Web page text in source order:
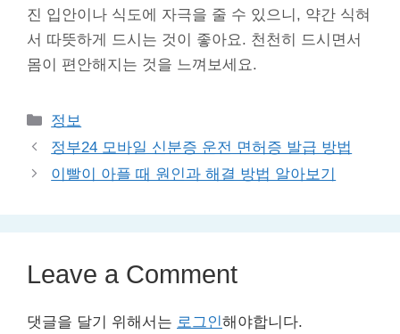
진 입안이나 식도에 자극을 줄 수 있으니, 약간 식혀
서 따뜻하게 드시는 것이 좋아요. 천천히 드시면서
몸이 편안해지는 것을 느껴보세요.
Categories
정보
정부24 모바일 신분증 운전 면허증 발급 방법
이빨이 아플 때 원인과 해결 방법 알아보기
Leave a Comment
댓글을 달기 위해서는 로그인해야합니다.